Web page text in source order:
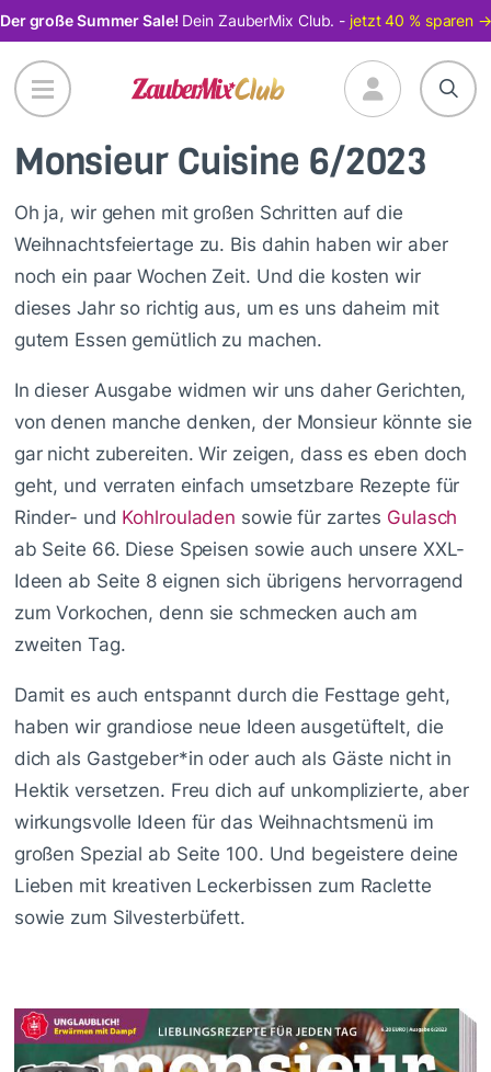
Direkt
zum
Inhalt
Der große Summer Sale! Dein ZauberMix Club. - jetzt 40 % sparen →
Monsieur Cuisine 6/2023
Oh ja, wir gehen mit großen Schritten auf die
Weihnachtsfeiertage zu. Bis dahin haben wir aber
noch ein paar Wochen Zeit. Und die kosten wir
dieses Jahr so richtig aus, um es uns daheim mit
gutem Essen gemütlich zu machen.
In dieser Ausgabe widmen wir uns daher Gerichten,
von denen manche denken, der Monsieur könnte sie
gar nicht zubereiten. Wir zeigen, dass es eben doch
geht, und verraten einfach umsetzbare Rezepte für
Rinder- und Kohlrouladen sowie für zartes Gulasch
ab Seite 66. Diese Speisen sowie auch unsere XXL-
Ideen ab Seite 8 eignen sich übrigens hervorragend
zum Vorkochen, denn sie schmecken auch am
zweiten Tag.
Damit es auch entspannt durch die Festtage geht,
haben wir grandiose neue Ideen ausgetüftelt, die
dich als Gastgeber*in oder auch als Gäste nicht in
Hektik versetzen. Freu dich auf unkomplizierte, aber
wirkungsvolle Ideen für das Weihnachtsmenü im
großen Spezial ab Seite 100. Und begeistere deine
Lieben mit kreativen Leckerbissen zum Raclette
sowie zum Silvesterbüfett.